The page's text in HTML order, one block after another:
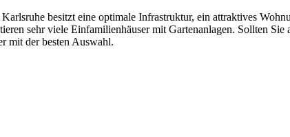
besitzt eine optimale Infrastruktur, ein attraktives
sehr viele Einfamilienhäuser mit Gartenanlagen. Sollten Sie
mit der besten Auswahl.